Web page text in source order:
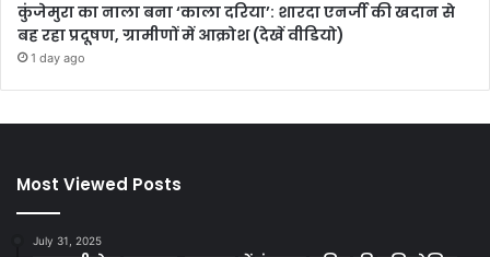
कुंजेमुरा का नाला बना ‘काला दरिया’: शारदा एनर्जी की खदान से
बह रहा प्रदूषण, ग्रामीणों में आक्रोश (देखें वीडियो)
1 day ago
Most Viewed Posts
July 31, 2025